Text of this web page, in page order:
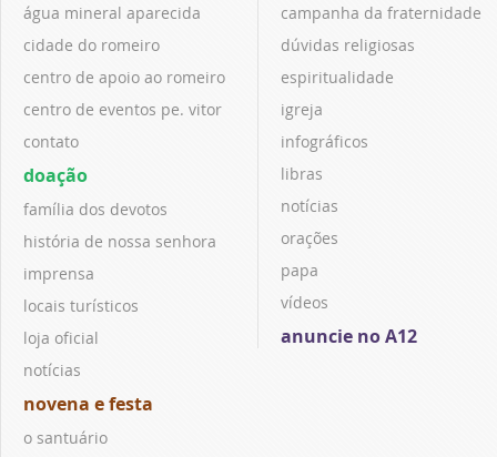
água mineral aparecida
cidade do romeiro
centro de apoio ao romeiro
centro de eventos pe. vitor
contato
doação
família dos devotos
história de nossa senhora
imprensa
locais turísticos
loja oficial
notícias
novena e festa
o santuário
campanha da fraternidade
dúvidas religiosas
espiritualidade
igreja
infográficos
libras
notícias
orações
papa
vídeos
anuncie no A12